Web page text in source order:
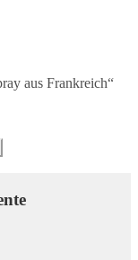
aus Frankreich“